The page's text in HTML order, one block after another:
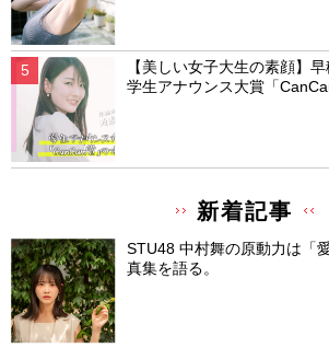
【美しい女子大生の素顔】
学生アナウンス大賞「
新着記事
STU48 中村舞の原動力は「
真集を語る。